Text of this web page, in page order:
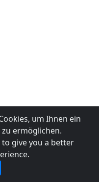
um Ihnen ein
ermöglichen.
give you a better